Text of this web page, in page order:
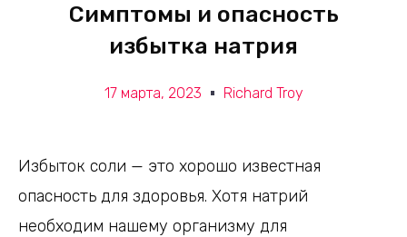
Симптомы и опасность
избытка натрия
17 марта, 2023 Richard Troy
Избыток соли — это хорошо известная
опасность для здоровья. Хотя натрий
необходим нашему организму для